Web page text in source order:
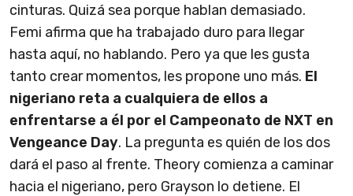
cinturas. Quizá sea porque hablan demasiado.
Femi afirma que ha trabajado duro para llegar
hasta aquí, no hablando. Pero ya que les gusta
tanto crear momentos, les propone uno más. El
nigeriano reta a cualquiera de ellos a
enfrentarse a él por el Campeonato de NXT en
Vengeance Day. La pregunta es quién de los dos
dará el paso al frente. Theory comienza a caminar
hacia el nigeriano, pero Grayson lo detiene. El